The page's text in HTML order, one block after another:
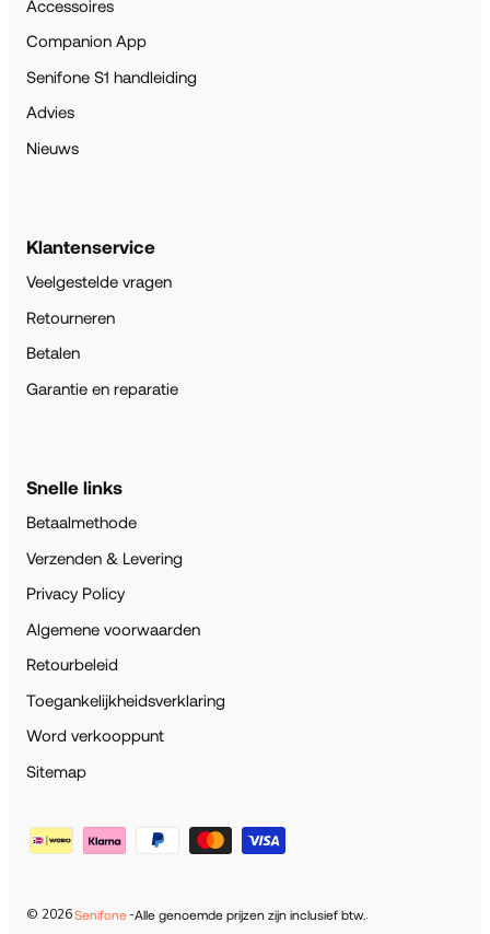
Accessoires
Companion App
Senifone S1 handleiding
Advies
Nieuws
Klantenservice
Veelgestelde vragen
Retourneren
Betalen
Garantie en reparatie
Snelle links
Betaalmethode
Verzenden & Levering
Privacy Policy
Algemene voorwaarden
Retourbeleid
Toegankelijkheidsverklaring
Word verkooppunt
Sitemap
© 2026Senifone-Alle genoemde prijzen zijn inclusief btw..